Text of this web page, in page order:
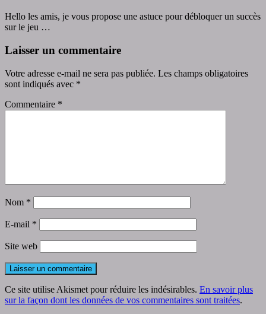
Hello les amis, je vous propose une astuce pour débloquer un succès
sur le jeu …
Laisser un commentaire
Votre adresse e-mail ne sera pas publiée. Les champs obligatoires
sont indiqués avec *
Commentaire *
Nom *
E-mail *
Site web
Ce site utilise Akismet pour réduire les indésirables. En savoir plus
sur la façon dont les données de vos commentaires sont traitées.